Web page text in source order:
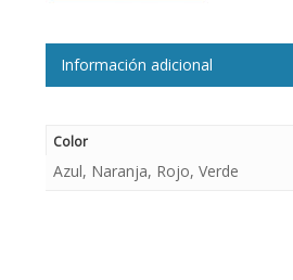
Información adicional
Color
Azul, Naranja, Rojo, Verde